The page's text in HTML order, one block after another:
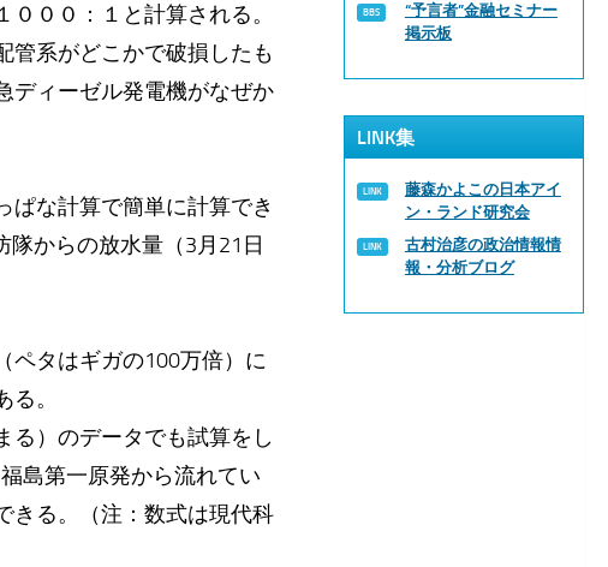
００：１と計算される。
管系がどこかで破損したも
ディーゼル発電機がなぜか
ぱな計算で簡単に計算でき
からの放水量（3月21日
ペタはギガの100万倍）に
。
る）のデータでも試算をし
島第一原発から流れてい
きる。（注：数式は現代科
“予言者”金融セミナー
掲示板
LINK集
藤森かよこの日本アイ
ン・ランド研究会
古村治彦の政治情報情
報・分析ブログ